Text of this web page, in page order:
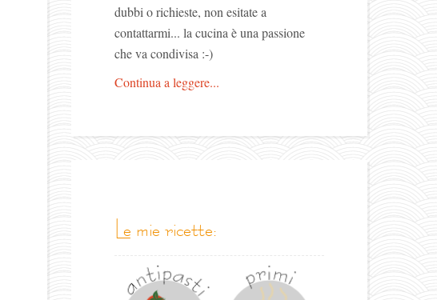
dubbi o richieste, non esitate a
contattarmi... la cucina è una passione
che va condivisa :-)
Continua a leggere...
le mie ricette: